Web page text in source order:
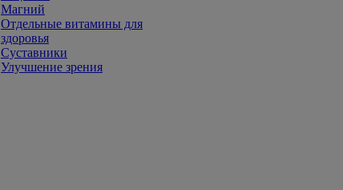
Магний
Отдельные витамины для
здоровья
Суставники
Улучшение зрения